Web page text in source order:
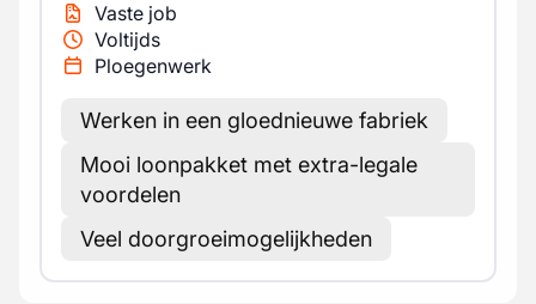
Vaste job
Voltijds
Ploegenwerk
Werken in een gloednieuwe fabriek
Mooi loonpakket met extra-legale
voordelen
Veel doorgroeimogelijkheden